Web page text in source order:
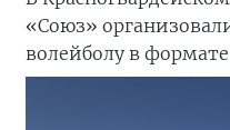
«Союз»
волейболу в